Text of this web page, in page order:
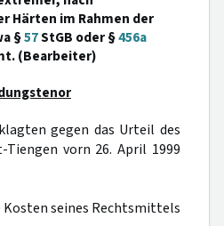
Härten im Rahmen der
§57StGB oder §456a
(Bearbeiter)
gegen das Urteil des
Tiengen vorn 26. April 1999
seines Rechtsmittels